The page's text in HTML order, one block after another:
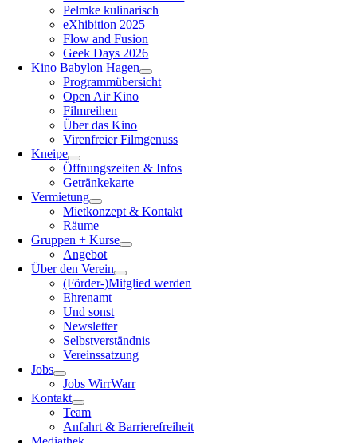
Pelmke kulinarisch
eXhibition 2025
Flow and Fusion
Geek Days 2026
Kino Babylon Hagen
Programmübersicht
Open Air Kino
Filmreihen
Über das Kino
Virenfreier Filmgenuss
Kneipe
Öffnungszeiten & Infos
Getränkekarte
Vermietung
Mietkonzept & Kontakt
Räume
Gruppen + Kurse
Angebot
Über den Verein
(Förder-)Mitglied werden
Ehrenamt
Und sonst
Newsletter
Selbstverständnis
Vereinssatzung
Jobs
Jobs WirrWarr
Kontakt
Team
Anfahrt & Barrierefreiheit